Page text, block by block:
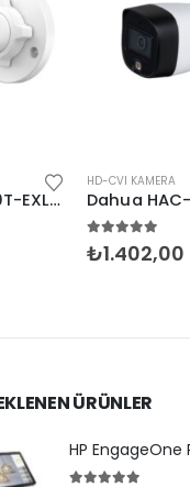
Dahua HAC-HFW1209C-LED 2MP Bullet HDCVI
HD-CVI KAMERA
5
₺1.690,00
ÜRÜNLER